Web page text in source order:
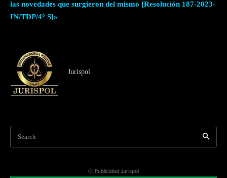
las novedades que surgieron del mismo [Resolución 187-2023-
IN/TDP/4° S]»
Jurispol
Search
ⓘ Publicidad Jurispol